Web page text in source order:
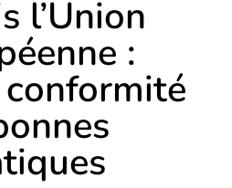
l’Union
: